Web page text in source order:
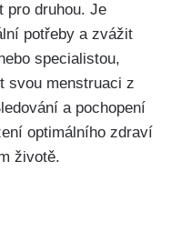
pro druhou. ‍Je
potřeby a zvážit
​specialistou,
svou menstruaci z
a pochopení
optimálního zdraví
⁣životě.